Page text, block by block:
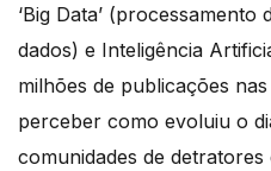
‘Big Data’
dados) e Inteligência
milhões de publicações
perceber como evoluiu o
comunidades de